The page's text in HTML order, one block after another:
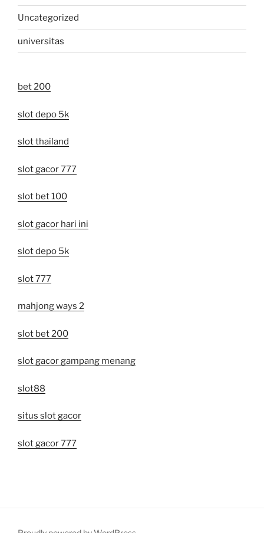
Uncategorized
universitas
bet 200
slot depo 5k
slot thailand
slot gacor 777
slot bet 100
slot gacor hari ini
slot depo 5k
slot 777
mahjong ways 2
slot bet 200
slot gacor gampang menang
slot88
situs slot gacor
slot gacor 777